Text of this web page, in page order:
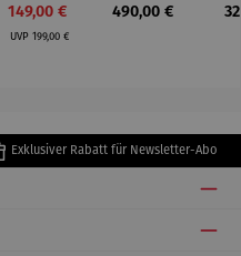
Verkaufspreis:
149,00 €
UVP Regulärer Preis:
199,00 €
Collioure"
Regulärer Preis:
490,00 €
Exklusiver Rabatt für Newsletter-Abo